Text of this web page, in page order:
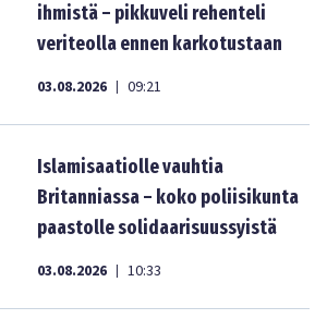
ihmistä – pikkuveli rehenteli
veriteolla ennen karkotustaan
03.08.2026 | 09:21
Islamisaatiolle vauhtia
Britanniassa – koko poliisikunta
paastolle solidaarisuussyistä
03.08.2026 | 10:33